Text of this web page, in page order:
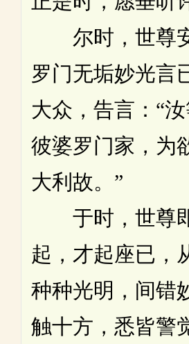
尔时，世尊
罗门无垢妙光言
大众，告言：“
彼婆罗门家，为
大利故。”
于时，世尊
起，才起座已，
种种光明，间错
触十方，悉皆警